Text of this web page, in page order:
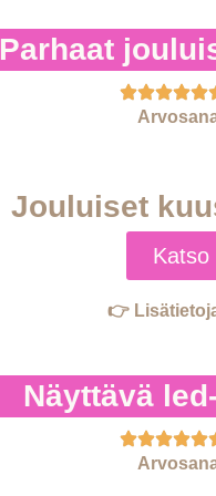
Parhaat
Jouluiset
Katso
👉
Näyttävä